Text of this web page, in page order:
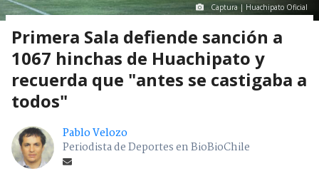
Captura | Huachipato Oficial
Primera Sala defiende sanción a
1067 hinchas de Huachipato y
recuerda que "antes se castigaba a
todos"
Pablo Velozo
Periodista de Deportes en BioBioChile